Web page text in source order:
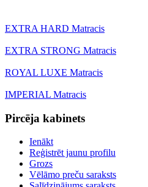
EXTRA HARD Matracis
EXTRA STRONG Matracis
ROYAL LUXE Matracis
IMPERIAL Matracis
Pircēja kabinets
Ienākt
Reģistrēt jaunu profilu
Grozs
Vēlāmo preču saraksts